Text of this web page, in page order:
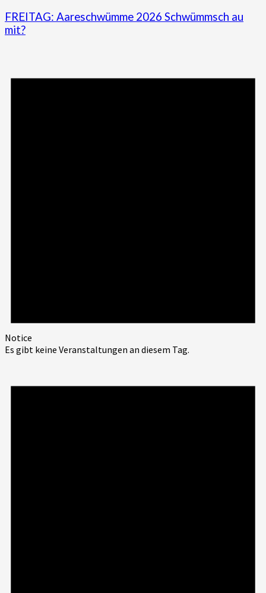
FREITAG: Aareschwümme 2026 Schwümmsch au
mit?
Notice
Es gibt keine Veranstaltungen an diesem Tag.